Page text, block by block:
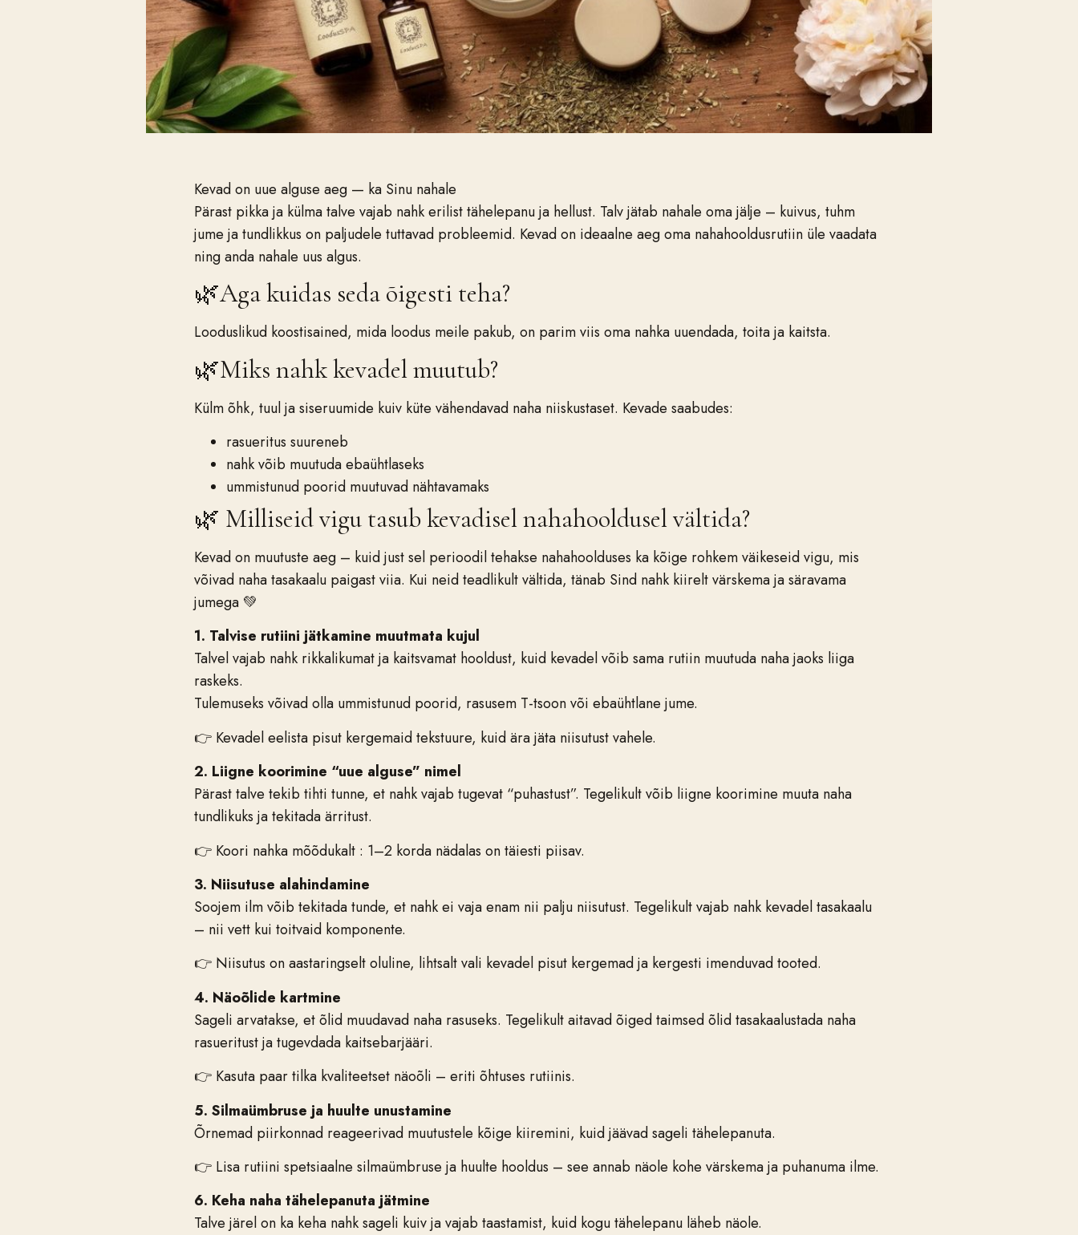
Kevad on uue alguse aeg — ka Sinu nahale
Pärast pikka ja külma talve vajab nahk erilist tähelepanu ja hellust. Talv jätab nahale oma jälje – kuivus, tuhm
jume ja tundlikkus on paljudele tuttavad probleemid. Kevad on ideaalne aeg oma nahahooldusrutiin üle vaadata
ning anda nahale uus algus.
🌿Aga kuidas seda õigesti teha?
Looduslikud koostisained, mida loodus meile pakub, on parim viis oma nahka uuendada, toita ja kaitsta.
🌿Miks nahk kevadel muutub?
Külm õhk, tuul ja siseruumide kuiv küte vähendavad naha niiskustaset. Kevade saabudes:
rasueritus suureneb
nahk võib muutuda ebaühtlaseks
ummistunud poorid muutuvad nähtavamaks
🌿 Milliseid vigu tasub kevadisel nahahooldusel vältida?
Kevad on muutuste aeg – kuid just sel perioodil tehakse nahahoolduses ka kõige rohkem väikeseid vigu, mis
võivad naha tasakaalu paigast viia. Kui neid teadlikult vältida, tänab Sind nahk kiirelt värskema ja säravama
jumega 💚
1. Talvise rutiini jätkamine muutmata kujul
Talvel vajab nahk rikkalikumat ja kaitsvamat hooldust, kuid kevadel võib sama rutiin muutuda naha jaoks liiga
raskeks.
Tulemuseks võivad olla ummistunud poorid, rasusem T-tsoon või ebaühtlane jume.
👉 Kevadel eelista pisut kergemaid tekstuure, kuid ära jäta niisutust vahele.
2. Liigne koorimine “uue alguse” nimel
Pärast talve tekib tihti tunne, et nahk vajab tugevat “puhastust”. Tegelikult võib liigne koorimine muuta naha
tundlikuks ja tekitada ärritust.
👉 Koori nahka mõõdukalt : 1–2 korda nädalas on täiesti piisav.
3. Niisutuse alahindamine
Soojem ilm võib tekitada tunde, et nahk ei vaja enam nii palju niisutust. Tegelikult vajab nahk kevadel tasakaalu
– nii vett kui toitvaid komponente.
👉 Niisutus on aastaringselt oluline, lihtsalt vali kevadel pisut kergemad ja kergesti imenduvad tooted.
4. Näoõlide kartmine
Sageli arvatakse, et õlid muudavad naha rasuseks. Tegelikult aitavad õiged taimsed õlid tasakaalustada naha
rasueritust ja tugevdada kaitsebarjääri.
👉 Kasuta paar tilka kvaliteetset näoõli – eriti õhtuses rutiinis.
5. Silmaümbruse ja huulte unustamine
Õrnemad piirkonnad reageerivad muutustele kõige kiiremini, kuid jäävad sageli tähelepanuta.
👉 Lisa rutiini spetsiaalne silmaümbruse ja huulte hooldus – see annab näole kohe värskema ja puhanuma ilme.
6. Keha naha tähelepanuta jätmine
Talve järel on ka keha nahk sageli kuiv ja vajab taastamist, kuid kogu tähelepanu läheb näole.